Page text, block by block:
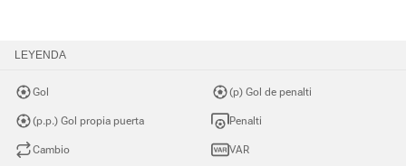
LEYENDA
Gol
(p.p.) Gol propia puerta
Cambio
(p) Gol de penalti
Penalti
VAR